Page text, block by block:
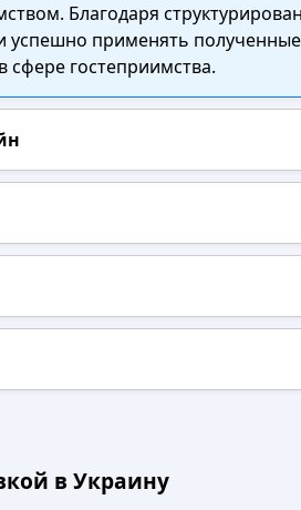
Благодаря
применять полученные
сфере гостеприимства.
в Украину